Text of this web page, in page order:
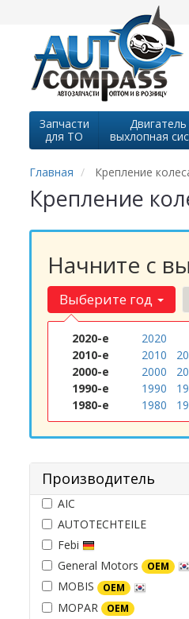
Запчасти
для ТО
Двигатель
выхлопная
Главная Крепление
Крепление
Начните с
Выберите год
2020-е
2020
2010-е
2010
2000-е
2000
1990-е
1990
1980-е
1980
Производитель
AIC
AUTOTECHTEILE
Febi
General Motors
OEM
MOBIS OEM
MOPAR OEM